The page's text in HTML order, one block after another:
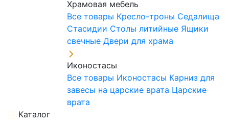
Храмовая мебель
Все товары Кресло-троны Седалища
Стасидии Столы литийные Ящики
свечные Двери для храма
Иконостасы
Все товары Иконостасы Карниз для
завесы на царские врата Царские
врата
Каталог